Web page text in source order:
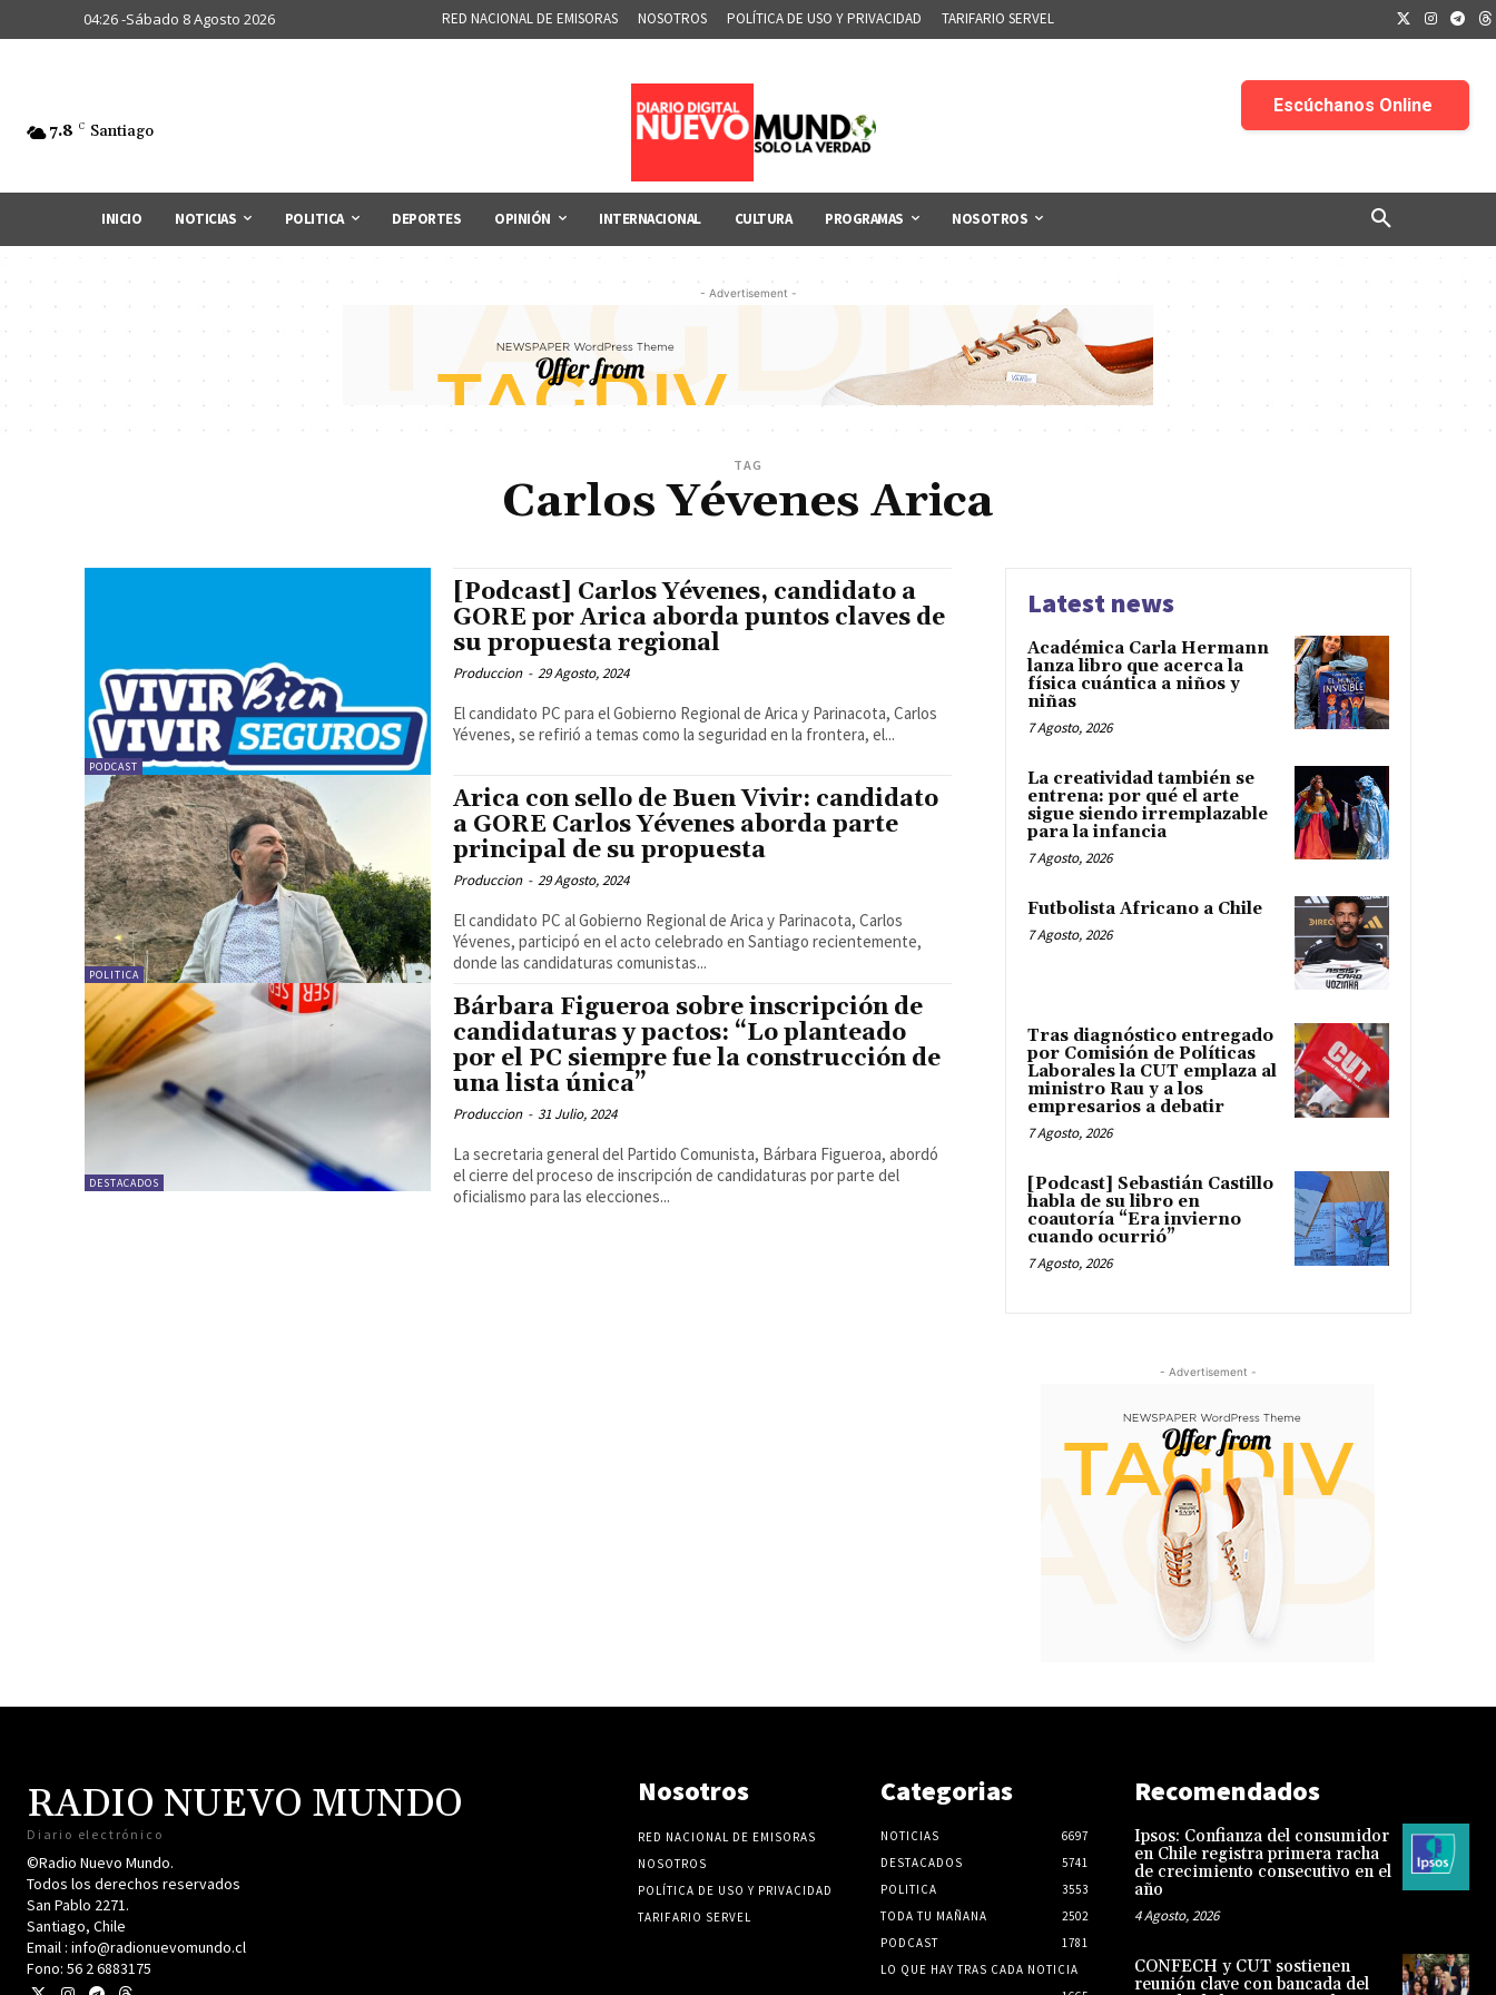
04:26 -Sábado 8 Agosto 2026 RED NACIONAL DE EMISORAS NOSOTROS POLÍTICA DE USO Y PRIVACIDAD TARIFARIO SERVEL
7.8 C Santiago
INICIO NOTICIAS POLITICA DEPORTES OPINIÓN INTERNACIONAL CULTURA PROGRAMAS NOSOTROS
- Advertisement -
TAG
Carlos Yévenes Arica
PODCAST
[Podcast] Carlos Yévenes, candidato a
GORE por Arica aborda puntos claves de
su propuesta regional
Produccion - 29 Agosto, 2024
El candidato PC para el Gobierno Regional de Arica y Parinacota, Carlos
Yévenes, se refirió a temas como la seguridad en la frontera, el...
POLITICA
Arica con sello de Buen Vivir: candidato
a GORE Carlos Yévenes aborda parte
principal de su propuesta
Produccion - 29 Agosto, 2024
El candidato PC al Gobierno Regional de Arica y Parinacota, Carlos
Yévenes, participó en el acto celebrado en Santiago recientemente,
donde las candidaturas comunistas...
DESTACADOS
Bárbara Figueroa sobre inscripción de
candidaturas y pactos: “Lo planteado
por el PC siempre fue la construcción de
una lista única”
Produccion - 31 Julio, 2024
La secretaria general del Partido Comunista, Bárbara Figueroa, abordó
el cierre del proceso de inscripción de candidaturas por parte del
oficialismo para las elecciones...
Latest news
Académica Carla Hermann
lanza libro que acerca la
física cuántica a niños y
niñas
7 Agosto, 2026
La creatividad también se
entrena: por qué el arte
sigue siendo irremplazable
para la infancia
7 Agosto, 2026
Futbolista Africano a Chile
7 Agosto, 2026
Tras diagnóstico entregado
por Comisión de Políticas
Laborales la CUT emplaza al
ministro Rau y a los
empresarios a debatir
7 Agosto, 2026
[Podcast] Sebastián Castillo
habla de su libro en
coautoría “Era invierno
cuando ocurrió”
7 Agosto, 2026
- Advertisement -
RADIO NUEVO MUNDO
Diario electrónico
©Radio Nuevo Mundo.
Todos los derechos reservados
San Pablo 2271.
Santiago, Chile
Email : info@radionuevomundo.cl
Fono: 56 2 6883175
Nosotros
RED NACIONAL DE EMISORAS
NOSOTROS
POLÍTICA DE USO Y PRIVACIDAD
TARIFARIO SERVEL
Categorias
NOTICIAS
6697
DESTACADOS
5741
POLITICA
3553
TODA TU MAÑANA
2502
PODCAST
1781
LO QUE HAY TRAS CADA NOTICIA
Recomendados
Ipsos: Confianza del consumidor
en Chile registra primera racha
de crecimiento consecutivo en el
año
4 Agosto, 2026
CONFECH y CUT sostienen
reunión clave con bancada del